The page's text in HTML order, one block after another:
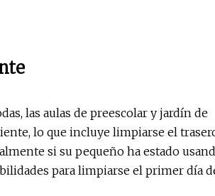
las aulas de preescolar y jardín de
lo que incluye limpiarse el
si su pequeño ha estado
para limpiarse el primer día